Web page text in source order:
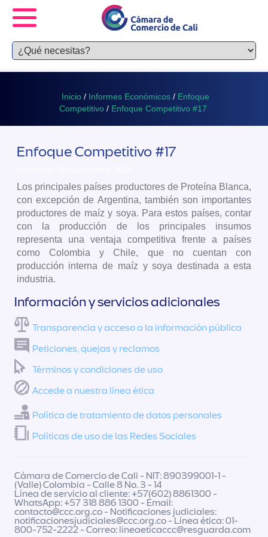
Inicio / Informes Económicos / Enfoque
Competitivo / Enfoque Competitivo #17
Enfoque Competitivo #17
Los principales países productores de Proteína Blanca,
con excepción de Argentina, también son importantes
productores de maíz y soya. Para estos países, contar
con la producción de los principales insumos
representa una ventaja competitiva frente a países
como Colombia y Chile, que no cuentan con
producción interna de maíz y soya destinada a esta
industria.
Información y servicios adicionales
Transparencia y acceso a la información pública
Peticiones, quejas y reclamos
Términos y condiciones de uso
Accede a nuestra línea ética
Política de tratamiento de datos personales
Políticas de uso de las Redes Sociales
Cámara de Comercio de Cali - NIT: 890399001-1 -
(Valle) Colombia - Calle 8 No. 3 - 14
Línea de servicio al cliente: +57(602) 8861300 -
WhatsApp: +57 318 886 1300 - Email:
contacto@ccc.org.co- Notificaciones judiciales:
notificacionesjudiciales@ccc.org.co- Línea ética: 01-
800-752-2222 - Correo: lineaeticaccc@resguarda.com